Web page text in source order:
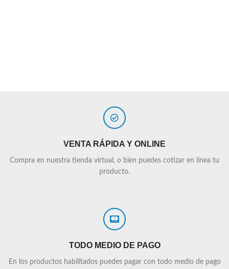
VENTA RÁPIDA Y ONLINE
Compra en nuestra tienda virtual, o bien puedes cotizar en línea tu
producto.
TODO MEDIO DE PAGO
En los productos habilitados puedes pagar con todo medio de pago